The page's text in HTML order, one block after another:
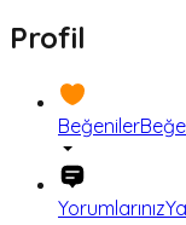
Profil
Beğeniler
Yorumlarınız